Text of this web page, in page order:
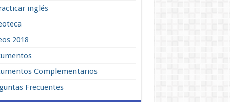
inglés
2018
Complementarios
Frecuentes